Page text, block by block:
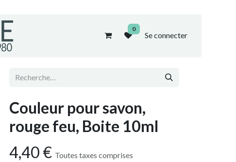
0
Se connecter
Couleur pour savon,
rouge feu, Boite 10ml
4,40 € Toutes taxes comprises